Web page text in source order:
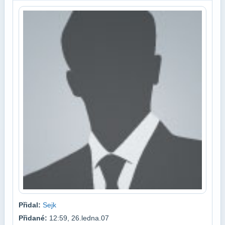
Přidal: Sejk
Přidané: 12:59, 26.ledna.07